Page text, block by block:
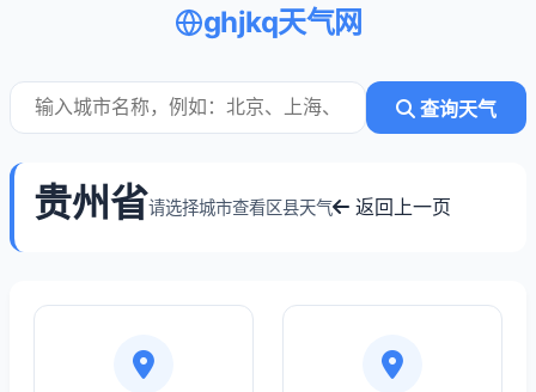
ghjkq天气网
查询天气
贵州省请选择城市查看区县天气 返回上一页